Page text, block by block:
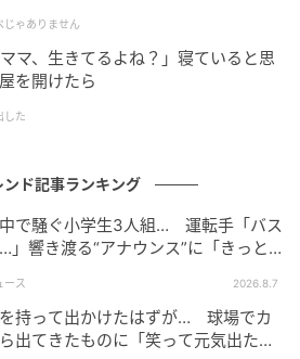
「ニンジン絶対食べない
モッチーの個性が爆発していま
フィーダー）の中にリンゴを入
に取り出すのがモッチーです。
。ただ、頑固なところもあって…
べない』んです。西山動物園で
ないのがモッチーですね」
じゃありません
マ、生きてるよね？」寝ていると思
を開けたら
した
ンド記事ランキング
で騒ぐ小学生3人組… 運転手「バス
」響き渡る“アナウンス”に「きっと
ース 2026.8.7
持って出かけたはずが… 球場でカ
出てきたものに「笑って元気出た」